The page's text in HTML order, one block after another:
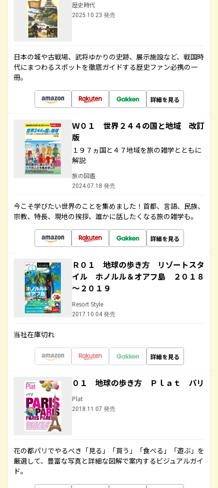
歴史時代
2025.10.23 発売
日本の城や古戦場、武将ゆかりの史跡、展示施設など、戦国時
代にまつわるスポットを徹底ガイドする歴史ファン必携の一
冊。
詳細を見る
Ｗ０１ 世界２４４の国と地域 改訂
版
１９７ヵ国と４７地域を旅の雑学とともに
解説
旅の図鑑
2024.07.18 発売
今こそ学びたい世界のことを集めました！首都、言語、民族、
宗教、特長、現地の挨拶、誰かに話したくなる旅の雑学も。
詳細を見る
Ｒ０１ 地球の歩き方 リゾートスタ
イル ホノルル＆オアフ島 ２０１８
～２０１９
Resort Style
2017.10.04 発売
当社在庫切れ
詳細を見る
０１ 地球の歩き方 Ｐｌａｔ パリ
Plat
2018.11.07 発売
花の都パリでやるべき「見る」「買う」「食べる」「遊ぶ」を
厳選して、豊富な写真と詳細な図解で案内するビジュアルガイ
ド。